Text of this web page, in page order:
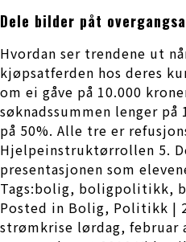
Dele bilder påt
Hvordan ser trendene ut
kjøpsatferden hos deres
om ei gåve på 10.000
søknadssummen lenger
på 50%. Alle tre er
Hjelpeinstruktørrollen 5.
presentasjonen som
Tags:bolig, boligpolitikk,
Posted in Bolig, Politikk |
strømkrise lørdag, februar